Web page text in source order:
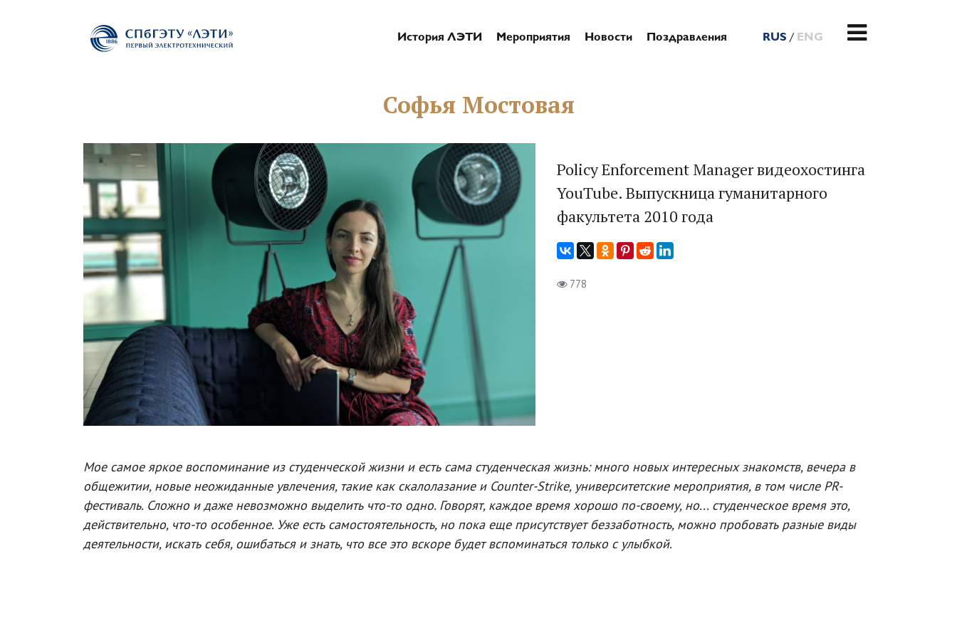
История ЛЭТИ Мероприятия Новости Поздравления RUS / ENG
Софья Мостовая
Policy Enforcement Manager видеохостинга
YouTube. Выпускница гуманитарного
факультета 2010 года
778
Мое самое яркое воспоминание из студенческой жизни и есть сама студенческая жизнь: много новых интересных знакомств, вечера в
общежитии, новые неожиданные увлечения, такие как скалолазание и Counter-Strike, университетские мероприятия, в том числе PR-
фестиваль. Сложно и даже невозможно выделить что-то одно. Говорят, каждое время хорошо по-своему, но... студенческое время это,
действительно, что-то особенное. Уже есть самостоятельность, но пока еще присутствует беззаботность, можно пробовать разные виды
деятельности, искать себя, ошибаться и знать, что все это вскоре будет вспоминаться только с улыбкой.